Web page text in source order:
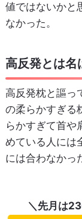
値ではないかと
なかった。
高反発とは名
高反発枕と謳っ
の柔らかすぎる
らかすぎて首や
めている人には
には合わなかっ
＼先月は